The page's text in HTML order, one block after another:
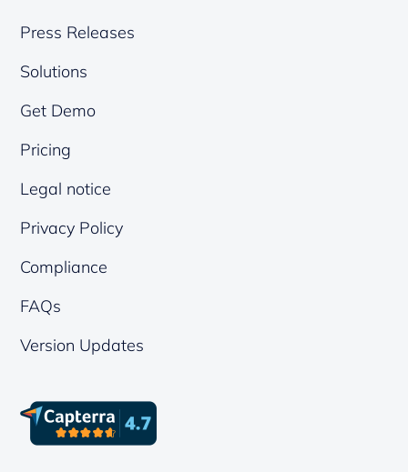
Press Releases
Solutions
Get Demo
Pricing
Legal notice
Privacy Policy
Compliance
FAQs
Version Updates